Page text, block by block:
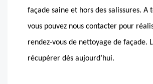
façade saine et hors des salissures. A
vous pouvez nous contacter pour
rendez-vous de nettoyage de façade.
récupérer dès aujourd’hui.